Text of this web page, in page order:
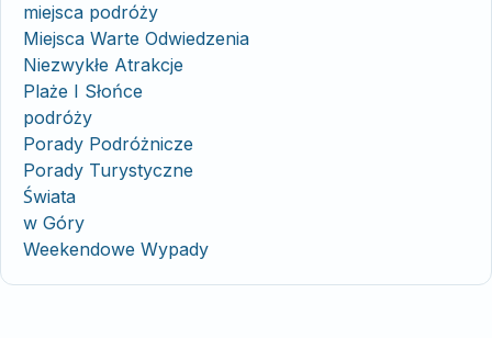
miejsca podróży
Miejsca Warte Odwiedzenia
Niezwykłe Atrakcje
Plaże I Słońce
podróży
Porady Podróżnicze
Porady Turystyczne
Świata
w Góry
Weekendowe Wypady